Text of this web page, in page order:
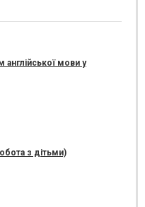
англійської мови у
з дітьми)